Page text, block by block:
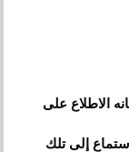
الاطلاع على
إلى تلك